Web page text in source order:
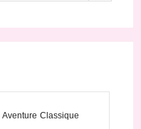
Aventure Classique